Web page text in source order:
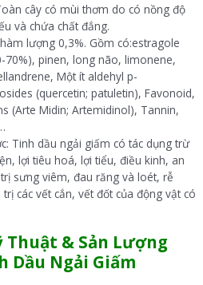
cây có mùi thơm do có nồng độ
và chứa chất đắng.
lượng 0,3%. Gồm có:estragole
70%), pinen, long não, limonene,
Một ít aldehyl p-
(quercetin; patuletin), Favonoid,
(Arte Midin; Artemidinol), Tannin,
Tinh dầu ngải giấm có tác dụng trừ
lợi tiêu hoá, lợi tiểu, điều kinh, an
sưng viêm, đau răng và loét, rễ
các vết cắn, vết đốt của động vật có
Thuật & Sản Lượng
Dầu Ngải Giấm